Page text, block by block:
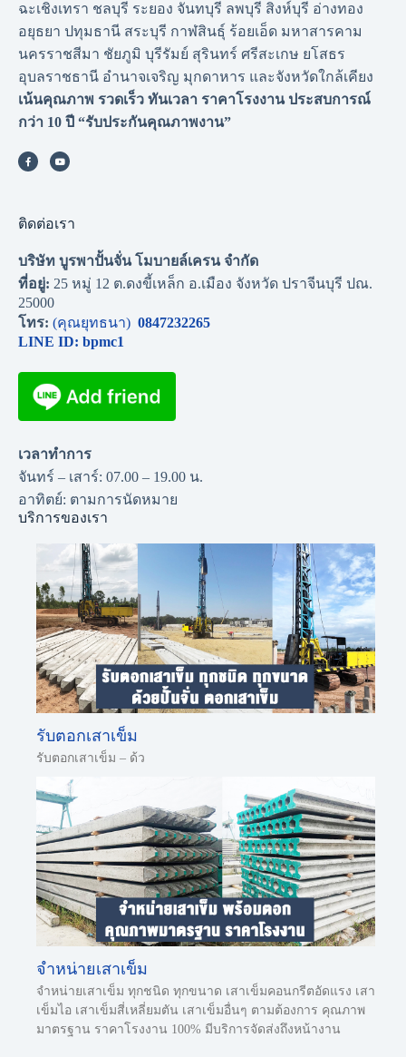
ฉะเชิงเทรา ชลบุรี ระยอง จันทบุรี ลพบุรี สิงห์บุรี อ่างทอง
อยุธยา ปทุมธานี สระบุรี กาฬสินธุ์ ร้อยเอ็ด มหาสารคาม
นครราชสีมา ชัยภูมิ บุรีรัมย์ สุรินทร์ ศรีสะเกษ ยโสธร
อุบลราชธานี อำนาจเจริญ มุกดาหาร และจังหวัดใกล้เคียง
เน้นคุณภาพ รวดเร็ว ทันเวลา ราคาโรงงาน ประสบการณ์
กว่า 10 ปี “รับประกันคุณภาพงาน”
ติดต่อเรา
บริษัท บูรพาปั้นจั่น โมบายล์เครน จำกัด
ที่อยู่: 25 หมู่ 12 ต.ดงขี้เหล็ก อ.เมือง จังหวัด ปราจีนบุรี ปณ.
25000
โทร: (คุณยุทธนา) 0847232265
LINE ID: bpmc1
เวลาทำการ
จันทร์ – เสาร์: 07.00 – 19.00 น.
อาทิตย์: ตามการนัดหมาย
บริการของเรา
รับตอกเสาเข็ม
รับตอกเสาเข็ม – ด้ว
จำหน่ายเสาเข็ม
จำหน่ายเสาเข็ม ทุกชนิด ทุกขนาด เสาเข็มคอนกรีตอัดแรง เสา
เข็มไอ เสาเข็มสี่เหลี่ยมตัน เสาเข็มอื่นๆ ตามต้องการ คุณภาพ
มาตรฐาน ราคาโรงงาน 100% มีบริการจัดส่งถึงหน้างาน